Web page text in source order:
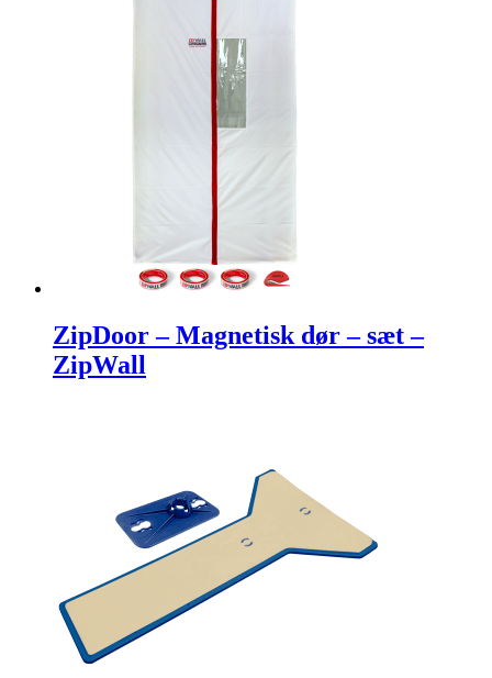
ZipDoor – Magnetisk dør – sæt –
ZipWall